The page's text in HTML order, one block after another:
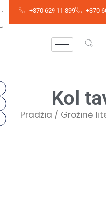
Pereiti
+370 629 11 899 +370
Kol
Pradžia / Grožinė